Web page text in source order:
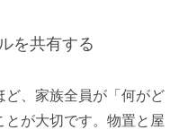
を共有する
ど、家族全員が「何がど
とが大切です。物置と屋